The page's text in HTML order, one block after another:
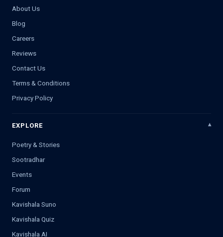
About Us
Blog
Careers
Reviews
Contact Us
Terms & Conditions
Privacy Policy
EXPLORE
Poetry & Stories
Sootradhar
Events
Forum
Kavishala Suno
Kavishala Quiz
Kavishala AI